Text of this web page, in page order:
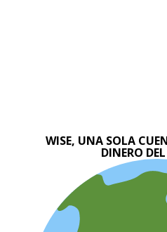
WISE, UNA SOLA
DINERO